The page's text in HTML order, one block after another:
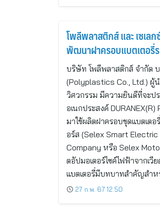
โพลีพลาสติกส์ และ เซเล
พัฒนาฝาครอบแบตเตอรี่
บริษัท โพลีพลาสติกส์ จำกัด
(Polyplastics Co., Ltd.) ผู้
วิศวกรรม มีความยินดีที่จะป
อเนกประสงค์
มาใช้ผลิตฝาครอบชุดแบตเตอ
อร์ส (Selex Smart
Company หรือ Selex
ตอัปมอเตอร์ไซค์ไฟฟ้าจากเ
แบตเตอรี่มีบทบาทสำคัญสำ
27 ก.พ. 67 12:50